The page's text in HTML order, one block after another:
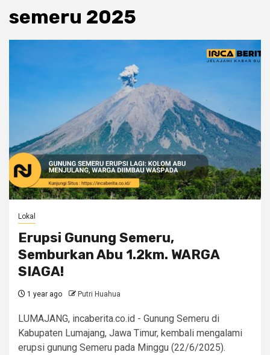
semeru 2025
Lokal
Erupsi Gunung Semeru,
Semburkan Abu 1.2km. WARGA
SIAGA!
1 year ago Putri Huahua
LUMAJANG, incaberita.co.id - Gunung Semeru di
Kabupaten Lumajang, Jawa Timur, kembali mengalami
erupsi gunung Semeru pada Minggu (22/6/2025).